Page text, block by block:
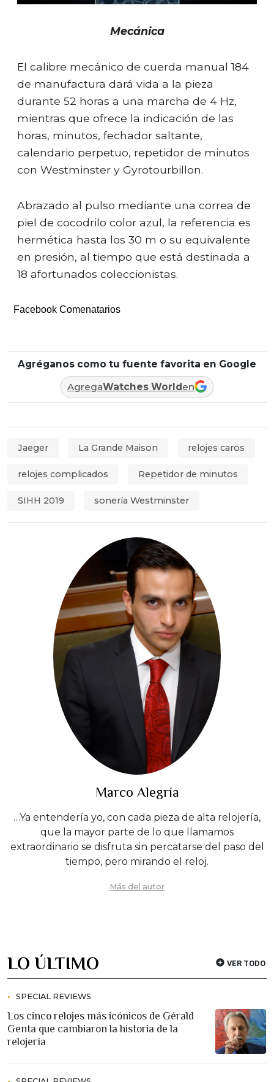
Mecánica
El calibre mecánico de cuerda manual 184
de manufactura dará vida a la pieza
durante 52 horas a una marcha de 4 Hz,
mientras que ofrece la indicación de las
horas, minutos, fechador saltante,
calendario perpetuo, repetidor de minutos
con Westminster y Gyrotourbillon.
Abrazado al pulso mediante una correa de
piel de cocodrilo color azul, la referencia es
hermética hasta los 30 m o su equivalente
en presión, al tiempo que está destinada a
18 afortunados coleccionistas.
Facebook Comenatarios
Agréganos como tu fuente favorita en Google
AgregaWatches Worlden
Jaeger La Grande Maison relojes caros
relojes complicados Repetidor de minutos
SIHH 2019 sonería Westminster
Marco Alegría
…Ya entendería yo, con cada pieza de alta relojería,
que la mayor parte de lo que llamamos
extraordinario se disfruta sin percatarse del paso del
tiempo, pero mirando el reloj.
Más del autor
LO ÚLTIMO VER TODO
SPECIAL REVIEWS
Los cinco relojes más icónicos de Gérald
Genta que cambiaron la historia de la
relojería